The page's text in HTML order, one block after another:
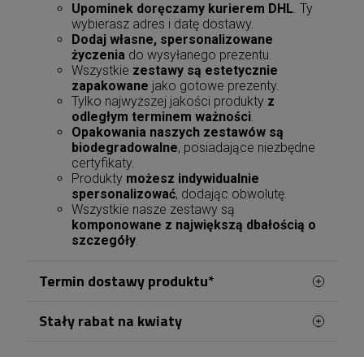
Upominek doręczamy kurierem DHL. Ty
wybierasz adres i datę dostawy.
Dodaj własne, spersonalizowane
życzenia do wysyłanego prezentu.
Wszystkie zestawy są estetycznie
zapakowane jako gotowe prezenty.
Tylko najwyższej jakości produkty z
odległym terminem ważności.
Opakowania naszych zestawów są
biodegradowalne, posiadające niezbędne
certyfikaty.
Produkty możesz indywidualnie
spersonalizować, dodając obwolutę.
Wszystkie nasze zestawy są
komponowane z największą dbałością o
szczegóły.
Termin dostawy produktu*
Zamówienia kwiatowe w Jeleniej Górze
Stały rabat na kwiaty